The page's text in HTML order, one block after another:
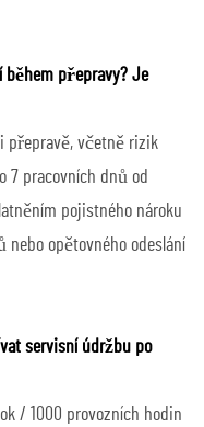
během přepravy? Je
přepravě, včetně rizik
7 pracovních dnů od
pojistného nároku
nebo opětovného odeslání
servisní údržbu po
/ 1000 provozních hodin